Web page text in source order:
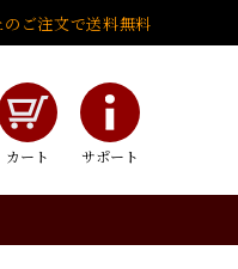
ご注文で送料無料
カート サポート